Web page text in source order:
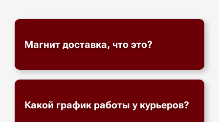
Магнит доставка, что это?
Какой график работы у курьеров?